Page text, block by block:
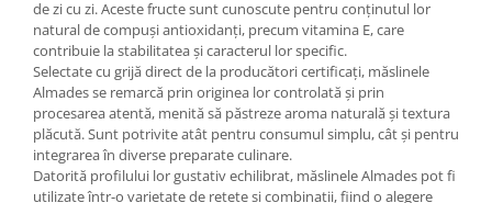
de zi cu zi. Aceste fructe sunt cunoscute pentru conținutul lor
natural de compuși antioxidanți, precum vitamina E, care
contribuie la stabilitatea și caracterul lor specific.
Selectate cu grijă direct de la producători certificați, măslinele
Almades se remarcă prin originea lor controlată și prin
procesarea atentă, menită să păstreze aroma naturală și textura
plăcută. Sunt potrivite atât pentru consumul simplu, cât și pentru
integrarea în diverse preparate culinare.
Datorită profilului lor gustativ echilibrat, măslinele Almades pot fi
utilizate într-o varietate de rețete și combinații, fiind o alegere